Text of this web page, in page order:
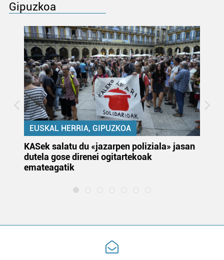
Gipuzkoa
EUSKAL HERRIA, GIPUZKOA
KASek salatu du «jazarpen poliziala» jasan
dutela gose direnei ogitartekoak
emateagatik